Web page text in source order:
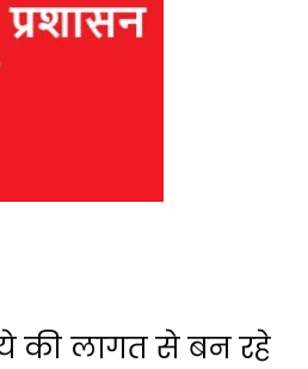
की लागत से बन रहे